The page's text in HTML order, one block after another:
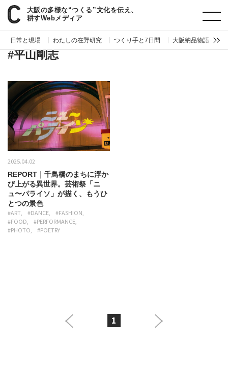
大阪の多様な“つくる”文化を伝え、
耕すWebメディア
日常と現場 わたしの在野研究 つくり手と7日間 大阪納品物語
paperC タグ 平山剛志
#平山剛志
2025.04.02
REPORT｜千鳥橋のまちに浮か
び上がる異世界。芸術祭「ニ
ュ〜パライソ」が描く、もうひ
とつの景色
#ART #DANCE
#FASHION
#FOOD
#PERFORMANCE
#PHOTO
#POETRY
1